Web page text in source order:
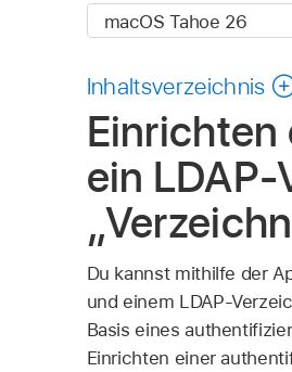
Inhaltsverzeichnis
ein
Du kannst mithilfe der
und einem LDAP-
Basis eines
Einrichten einer